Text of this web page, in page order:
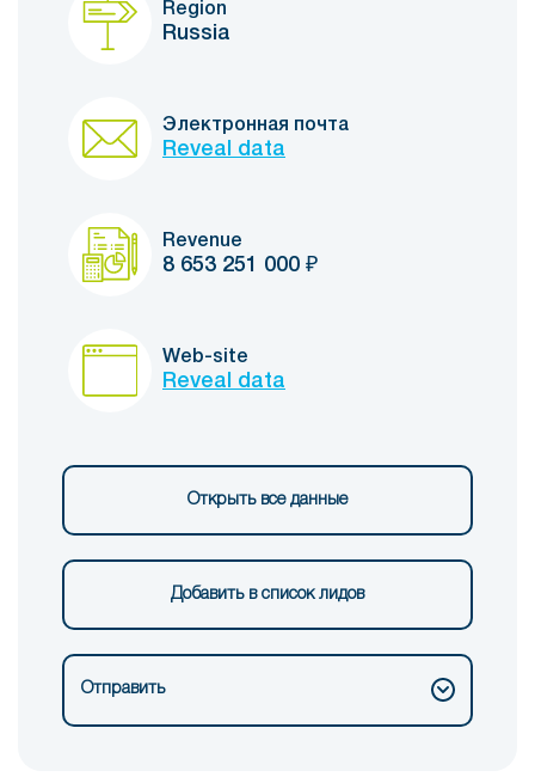
Region
Russia
Электронная почта
Reveal data
Revenue
8 653 251 000 ₽
Web-site
Reveal data
Открыть все данные
Добавить в список лидов
Отправить